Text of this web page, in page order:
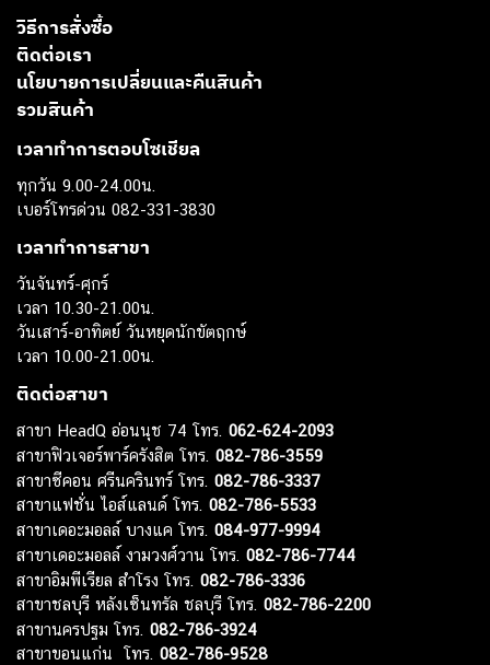
วิธีการสั่งซื้อ
ติดต่อเรา
นโยบายการเปลี่ยนและคืนสินค้า
รวมสินค้า
เวลาทำการตอบโซเชียล
ทุกวัน 9.00-24.00น.
เบอร์โทรด่วน 082-331-3830
เวลาทำการสาขา
วันจันทร์-ศุกร์
เวลา 10.30-21.00น.
วันเสาร์-อาทิตย์ วันหยุดนักขัตฤกษ์
เวลา 10.00-21.00น.
ติดต่อสาขา
สาขา HeadQ อ่อนนุช 74 โทร. 062-624-2093
สาขาฟิวเจอร์พาร์ครังสิต โทร. 082-786-3559
สาขาซีคอน ศรีนครินทร์ โทร. 082-786-3337
สาขาแฟชั่น ไอส์แลนด์ โทร. 082-786-5533
สาขาเดอะมอลล์ บางแค โทร. 084-977-9994
สาขาเดอะมอลล์ งามวงศ์วาน โทร. 082-786-7744
สาขาอิมพีเรียล สำโรง โทร. 082-786-3336
สาขาชลบุรี หลังเซ็นทรัล ชลบุรี โทร. 082-786-2200
สาขานครปฐม โทร. 082-786-3924
สาขาขอนแก่น โทร. 082-786-9528